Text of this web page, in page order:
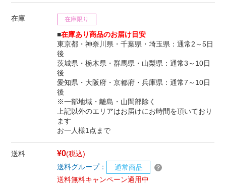
在庫 在庫限り
■在庫あり商品のお届け目安
東京都・神奈川県・千葉県・埼玉県：通常2～5日
後
茨城県・栃木県・群馬県・山梨県：通常3～10日
後
愛知県・大阪府・京都府・兵庫県：通常7～10日
後
※一部地域・離島・山間部除く
上記以外のエリアはお届けにお時間を頂いており
ます
お一人様1点まで
送料 ¥0(税込)
送料グループ：
通常商品
送料無料キャンペーン適用中